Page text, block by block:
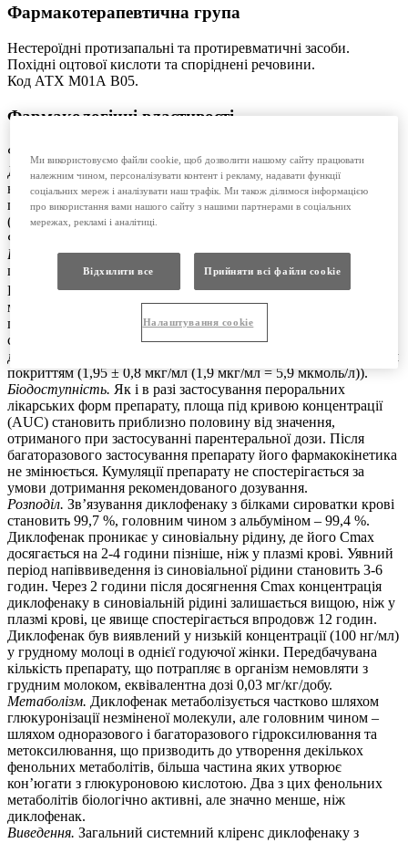
Фармакотерапевтична група
Нестероїдні протизапальні та протиревматичні засоби.
Похідні оцтової кислоти та споріднені речовини.
Код АТX М01А В05.
Фармакологічні властивості
Фармакодинаміка.
Диклоберл®100 містить диклофенак натрію – речовину
нестероїдної структури, що чинить виражену аналгетичну та
протизапальну дію. Він є інгібітором простагландинсинтетази
(циклооксигенази).
Фармакокінетика.
Всмоктування.Всмоктування швидке, але повільніше, ніж
при застосуванні таблеток з кишковорозчинним покриттям.
Після застосування супозиторіїв Диклоберл у дозі 50 мг
максимальна концентрація у плазмі крові (Cmax) досягається
приблизно через 1 годину, але Cmax на одиницю дози
становить близько двох третин від концентрації, що
досягається після застосування таблеток із кишковорозчинним
покриттям (1,95 ± 0,8 мкг/мл (1,9 мкг/мл = 5,9 мкмоль/л)).
Біодоступність. Як і в разі застосування пероральних
лікарських форм препарату, площа під кривою концентрації
(AUC) становить приблизно половину від значення,
отриманого при застосуванні парентеральної дози. Після
багаторазового застосування препарату його фармакокінетика
не змінюється. Кумуляції препарату не спостерігається за
умови дотримання рекомендованого дозування.
Розподіл. Зв’язування диклофенаку з білками сироватки крові
становить 99,7 %, головним чином з альбуміном – 99,4 %.
Диклофенак проникає у синовіальну рідину, де його Cmax
досягається на 2-4 години пізніше, ніж у плазмі крові. Уявний
період напіввиведення із синовіальної рідини становить 3-6
годин. Через 2 години після досягнення Cmax концентрація
диклофенаку в синовіальній рідині залишається вищою, ніж у
плазмі крові, це явище спостерігається впродовж 12 годин.
Диклофенак був виявлений у низькій концентрації (100 нг/мл)
у грудному молоці в однієї годуючої жінки. Передбачувана
кількість препарату, що потрапляє в організм немовляти з
грудним молоком, еквівалентна дозі 0,03 мг/кг/добу.
Метаболізм. Диклофенак метаболізується частково шляхом
глюкуронізації незміненої молекули, але головним чином –
шляхом одноразового і багаторазового гідроксилювання та
метоксилювання, що призводить до утворення декількох
фенольних метаболітів, більша частина яких утворює
кон’югати з глюкуроновою кислотою. Два з цих фенольних
метаболітів біологічно активні, але значно меншe, ніж
диклофенак.
Виведення. Загальний системний кліренс диклофенаку з
Ми використовуємо файли cookie, щоб дозволити нашому сайту працювати
належним чином, персоналізувати контент і рекламу, надавати функції
соціальних мереж і аналізувати наш трафік. Ми також ділимося інформацією
про використання вами нашого сайту з нашими партнерами в соціальних
мережах, рекламі і аналітиці.
Відхилити все Прийняти всі файли сookie
Налаштування cookie